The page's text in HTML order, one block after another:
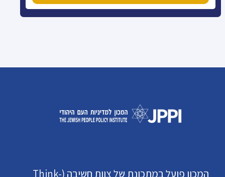
המכון פועל במתכונת של צוות חשיבה (Think-